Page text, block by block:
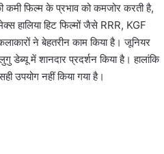
कमी फिल्म के प्रभाव को कमजोर करती है,
हालिया हिट फिल्मों जैसे RRR, KGF
ने बेहतरीन काम किया है। जूनियर
में शानदार प्रदर्शन किया है। हालांकि
उपयोग नहीं किया गया है।